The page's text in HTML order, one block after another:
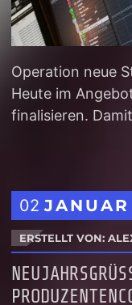
Operation neue
Heute im
finalisieren.
02
ERSTELLT VON: